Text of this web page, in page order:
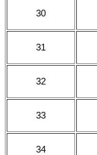
30
31
32
33
34